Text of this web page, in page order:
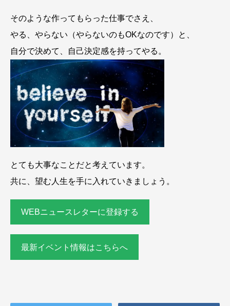
そのような作ってもらった仕事でさえ、
やる、やらない（やらないのもOKなのです）と、
自分で決めて、自己決定感を持ってやる。
とても大事なことだと考えています。
共に、望む人生を手に入れていきましょう。
WEBニュースレターに登録する
最新イベント情報はこちらへ